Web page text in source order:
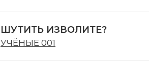
ШУТИТЬ ИЗВОЛИТЕ?
УЧЁНЫЕ 001